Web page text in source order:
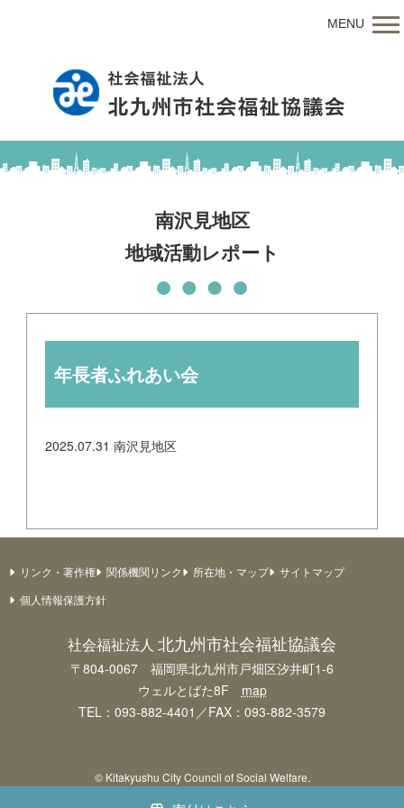
MENU
南沢見地区
地域活動レポート
年長者ふれあい会
2025.07.31 南沢見地区
リンク・著作権 関係機関リンク 所在地・マップ
サイトマップ
個人情報保護方針
社会福祉法人 北九州市社会福祉協議会
〒804-0067 福岡県北九州市戸畑区汐井町1-6
ウェルとばた8F map
TEL：093-882-4401／FAX：093-882-3579
© Kitakyushu City Council of Social Welfare.